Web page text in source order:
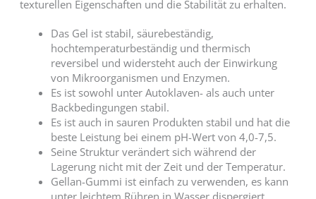
texturellen Eigenschaften und die Stabilität zu erhalten.
Das Gel ist stabil, säurebeständig,
hochtemperaturbeständig und thermisch
reversibel und widersteht auch der Einwirkung
von Mikroorganismen und Enzymen.
Es ist sowohl unter Autoklaven- als auch unter
Backbedingungen stabil.
Es ist auch in sauren Produkten stabil und hat die
beste Leistung bei einem pH-Wert von 4,0-7,5.
Seine Struktur verändert sich während der
Lagerung nicht mit der Zeit und der Temperatur.
Gellan-Gummi ist einfach zu verwenden, es kann